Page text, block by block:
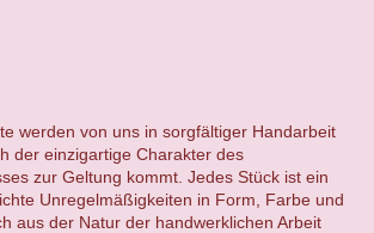
werden von uns in sorgfältiger Handarbeit
der einzigartige Charakter des
zur Geltung kommt. Jedes Stück ist ein
Unregelmäßigkeiten in Form, Farbe und
aus der Natur der handwerklichen Arbeit